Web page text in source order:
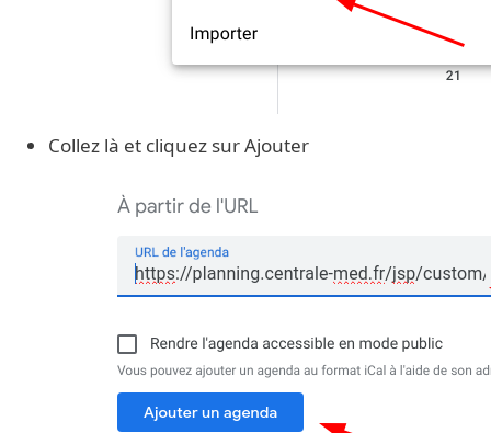
Collez là et cliquez sur Ajouter